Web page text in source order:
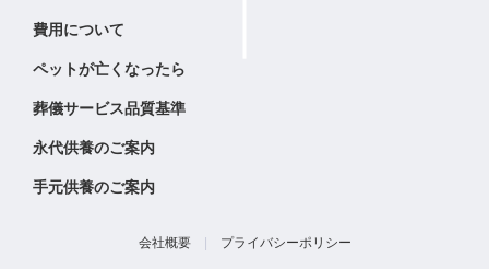
費用について
ペットが亡くなったら
葬儀サービス品質基準
永代供養のご案内
手元供養のご案内
会社概要| プライバシーポリシー